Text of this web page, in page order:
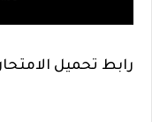
رابط تحميل